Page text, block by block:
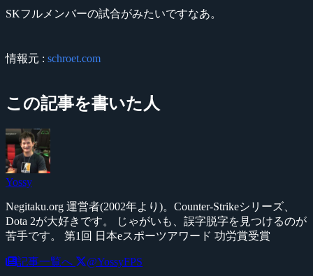
SKフルメンバーの試合がみたいですなあ。
情報元 : schroet.com
この記事を書いた人
Yossy
Negitaku.org 運営者(2002年より)。Counter-Strikeシリーズ、
Dota 2が大好きです。 じゃがいも、誤字脱字を見つけるのが
苦手です。 第1回 日本eスポーツアワード 功労賞受賞
記事一覧へ @YossyFPS